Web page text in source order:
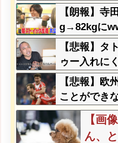
→結果ァw
【朗報】寺
g→82kgに
【悲報】タ
ゥー入れに
【悲報】欧
ことができ
【画
ん、